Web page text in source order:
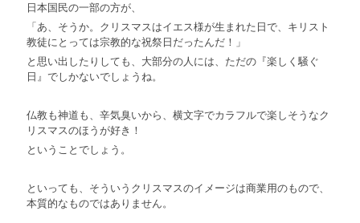
日本国民の一部の方が、
「あ、そうか。クリスマスはイエス様が生まれた日で、キリスト
教徒にとっては宗教的な祝祭日だったんだ！」
と思い出したりしても、大部分の人には、ただの『楽しく騒ぐ
日』でしかないでしょうね。
仏教も神道も、辛気臭いから、横文字でカラフルで楽しそうなク
リスマスのほうが好き！
ということでしょう。
といっても、そういうクリスマスのイメージは商業用のもので、
本質的なものではありません。